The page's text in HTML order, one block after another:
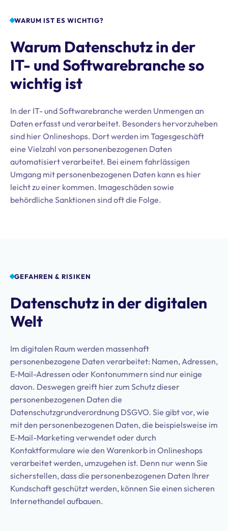
WARUM IST ES WICHTIG?
Warum Datenschutz in der
IT- und Softwarebranche so
wichtig ist
In der IT- und Softwarebranche werden Unmengen an
Daten erfasst und verarbeitet. Besonders hervorzuheben
sind hier Onlineshops. Dort werden im Tagesgeschäft
eine Vielzahl von personenbezogenen Daten
automatisiert verarbeitet. Bei einem fahrlässigen
Umgang mit personenbezogenen Daten kann es hier
leicht zu einer kommen. Imageschäden sowie
behördliche Sanktionen sind oft die Folge.
GEFAHREN & RISIKEN
Datenschutz in der digitalen
Welt
Im digitalen Raum werden massenhaft
personenbezogene Daten verarbeitet: Namen, Adressen,
E-Mail-Adressen oder Kontonummern sind nur einige
davon. Deswegen greift hier zum Schutz dieser
personenbezogenen Daten die
Datenschutzgrundverordnung DSGVO. Sie gibt vor, wie
mit den personenbezogenen Daten, die beispielsweise im
E-Mail-Marketing verwendet oder durch
Kontaktformulare wie den Warenkorb in Onlineshops
verarbeitet werden, umzugehen ist. Denn nur wenn Sie
sicherstellen, dass die personenbezogenen Daten Ihrer
Kundschaft geschützt werden, können Sie einen sicheren
Internethandel aufbauen.